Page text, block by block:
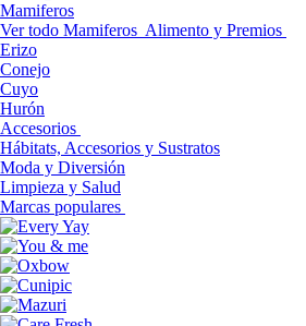
Mamiferos
Ver todo Mamiferos Alimento y Premios
Erizo
Conejo
Cuyo
Hurón
Accesorios
Hábitats, Accesorios y Sustratos
Moda y Diversión
Limpieza y Salud
Marcas populares